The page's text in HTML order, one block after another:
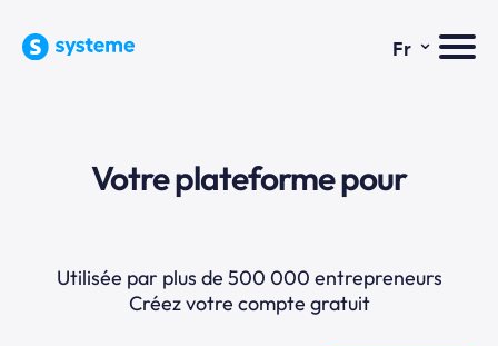
Fr ⌄
Votre plateforme pour
Utilisée par plus de 500 000 entrepreneurs
Créez votre compte gratuit